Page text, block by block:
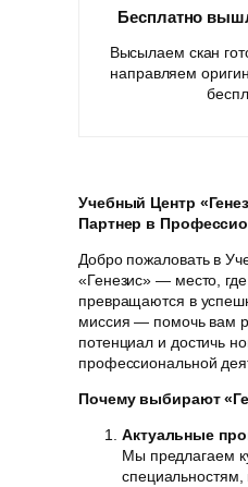
Бесплатно
Высылаем скан
направляем
Учебный Центр
Партнер в
Добро пожаловать в
«Генезис» — место,
превращаются в
миссия — помочь вам
потенциал и достичь
профессиональной
Почему выбирают
Актуальные
Мы предлагаем
специальностям,